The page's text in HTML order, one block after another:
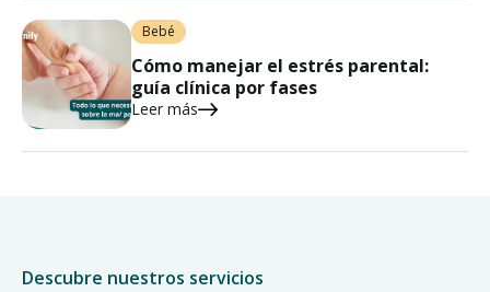
Bebé
Cómo manejar el estrés parental:
guía clínica por fases
Leer más
Descubre nuestros servicios